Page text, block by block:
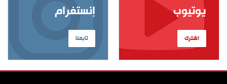
إنستغرام
تابعنا
يوتيوب
اشترك